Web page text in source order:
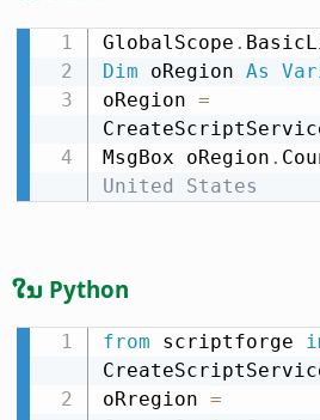
GlobalScope .
Dim oRegion As
oRegion =
MsgBox oRegion .
United States
ໃນ Python
from scriptforge
oRregion =